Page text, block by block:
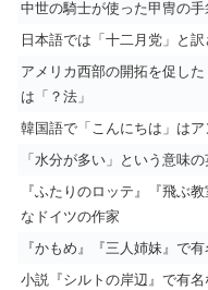
中世の騎士が使った甲冑の手
日本語では「十二月党」と
アメリカ西部の開拓を促し
は「？法」
韓国語で「こんにちは」は
「水分が多い」という意味
『ふたりのロッテ』『飛ぶ
なドイツの作家
『かもめ』『三人姉妹』で
小説『シルトの岸辺』で有